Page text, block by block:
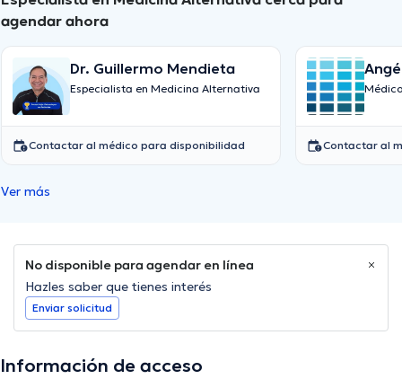
agendar ahora
Dr. Guillermo Mendieta
Especialista en Medicina Alternativa
Contactar al médico para disponibilidad Contactar al
Ver más
No disponible para agendar en línea
Hazles saber que tienes interés
Enviar solicitud
Información de acceso